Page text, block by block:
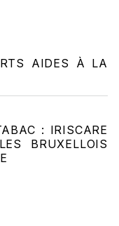
AIDES À LA
: IRISCARE
BRUXELLOIS